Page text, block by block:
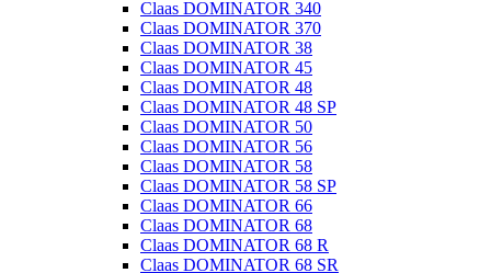
Claas DOMINATOR 340
Claas DOMINATOR 370
Claas DOMINATOR 38
Claas DOMINATOR 45
Claas DOMINATOR 48
Claas DOMINATOR 48 SP
Claas DOMINATOR 50
Claas DOMINATOR 56
Claas DOMINATOR 58
Claas DOMINATOR 58 SP
Claas DOMINATOR 66
Claas DOMINATOR 68
Claas DOMINATOR 68 R
Claas DOMINATOR 68 SR